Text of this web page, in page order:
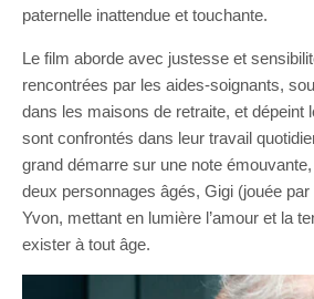
paternelle inattendue et touchante.
Le film aborde avec justesse et
rencontrées par les aides-soignants,
dans les maisons de retraite, et dépeint
sont confrontés dans leur travail
grand démarre sur une note
deux personnages âgés, Gigi (jouée
Yvon, mettant en lumière l’amour et la
exister à tout âge.